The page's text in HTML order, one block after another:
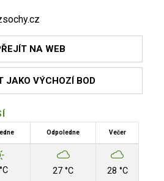
NA WEB
VÝCHOZÍ BOD
Odpoledne Večer
27 °C 28 °C